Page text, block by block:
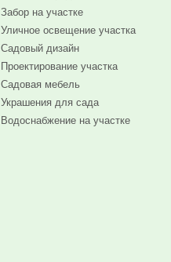
Забор на участке
Уличное освещение участка
Садовый дизайн
Проектирование участка
Садовая мебель
Украшения для сада
Водоснабжение на участке